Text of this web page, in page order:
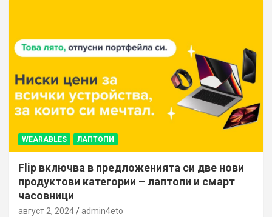
WEARABLES ЛАПТОПИ
Flip включва в предложенията си две нови
продуктови категории – лаптопи и смарт
часовници
август 2, 2024 admin4eto